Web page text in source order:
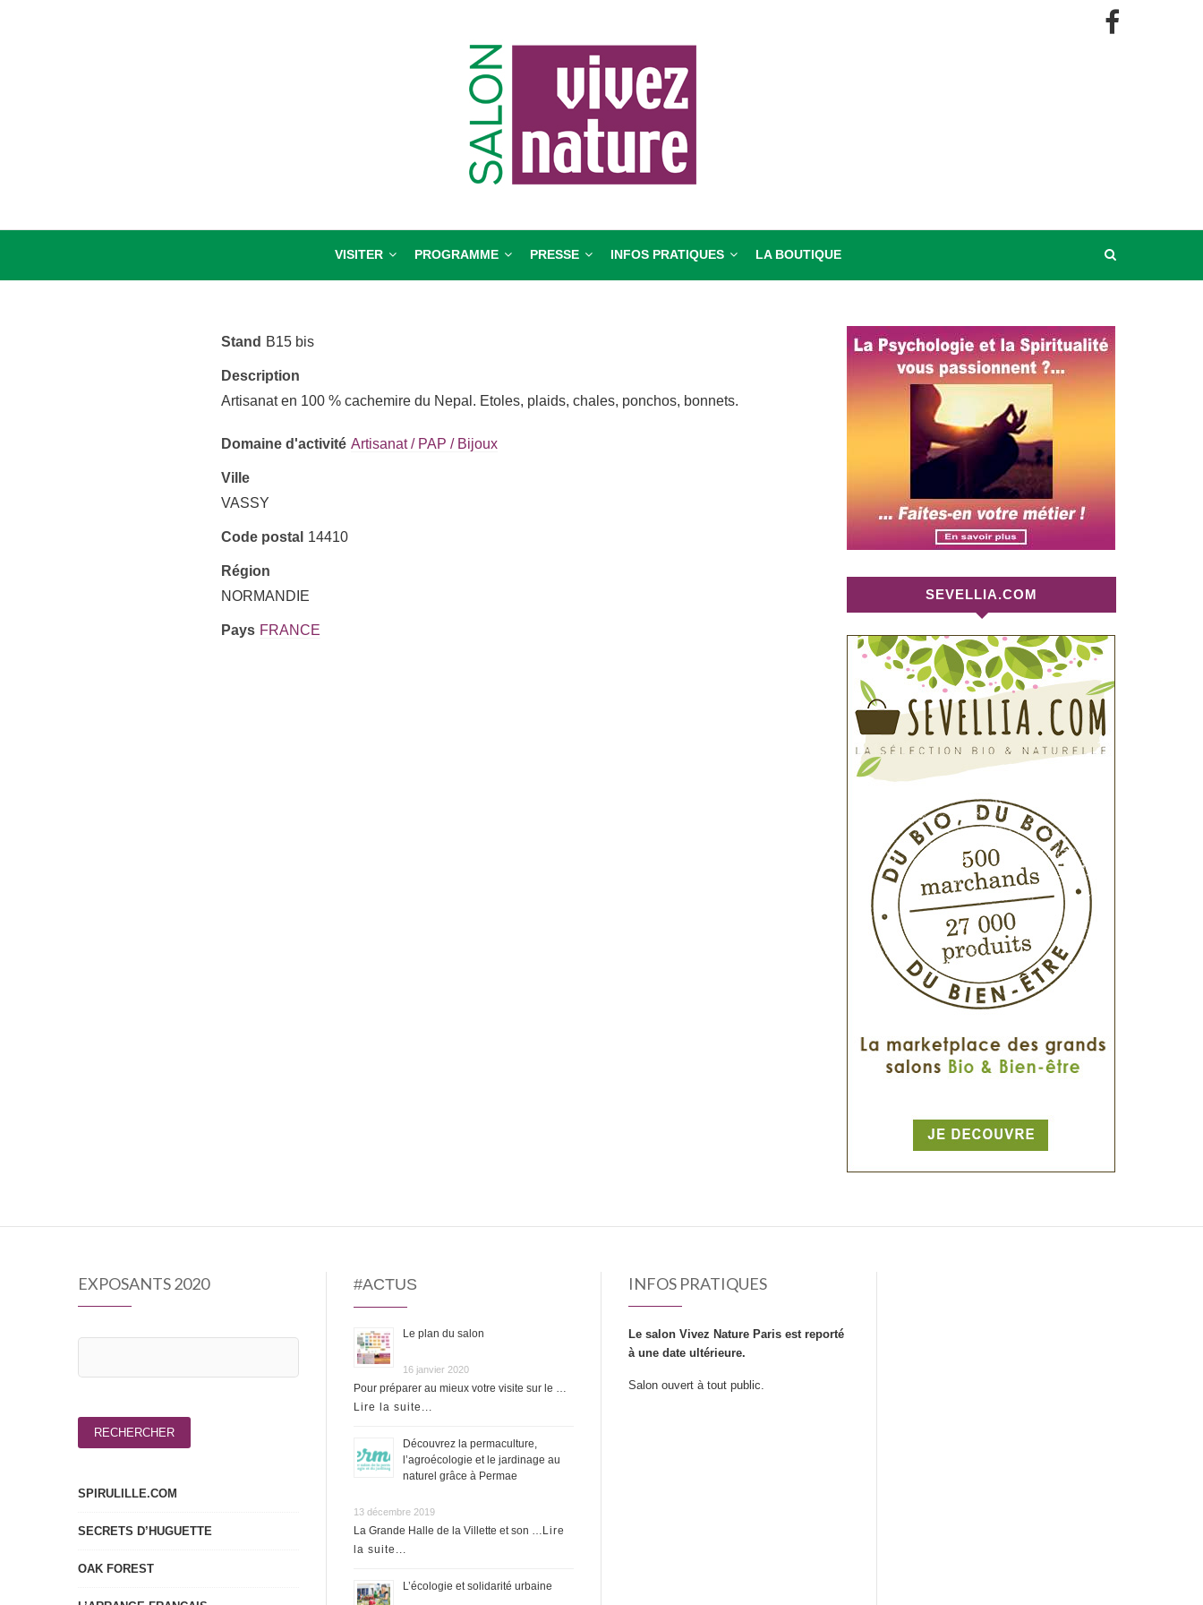
VIVEZ NATURE PARIS
VISITER PROGRAMME PRESSE INFOS PRATIQUES LA BOUTIQUE
Stand B15 bis
Description
Artisanat en 100 % cachemire du Nepal. Etoles, plaids, chales, ponchos, bonnets.
Domaine d'activité Artisanat / PAP / Bijoux
Ville
VASSY
Code postal 14410
Région
NORMANDIE
Pays FRANCE
SEVELLIA.COM
EXPOSANTS 2020
SPIRULILLE.COM
SECRETS D’HUGUETTE
OAK FOREST
#ACTUS
Le plan du salon
16 janvier 2020
Pour préparer au mieux votre visite sur le …
Lire la suite...
Découvrez la permaculture,
l’agroécologie et le jardinage au
naturel grâce à Permae
13 décembre 2019
La Grande Halle de la Villette et son … Lire
la suite...
L’écologie et solidarité urbaine
INFOS PRATIQUES
Le salon Vivez Nature Paris est reporté
à une date ultérieure.
Salon ouvert à tout public.